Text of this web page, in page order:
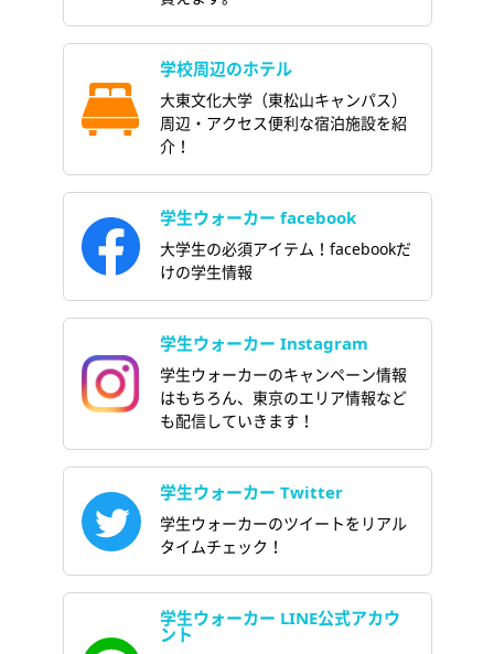
学校周辺のホテル
大東文化大学（東松山キャンパス）
周辺・アクセス便利な宿泊施設を紹
介！
学生ウォーカー facebook
大学生の必須アイテム！facebookだ
けの学生情報
学生ウォーカー Instagram
学生ウォーカーのキャンペーン情報
はもちろん、東京のエリア情報など
も配信していきます！
学生ウォーカー Twitter
学生ウォーカーのツイートをリアル
タイムチェック！
学生ウォーカー LINE公式アカウ
ント